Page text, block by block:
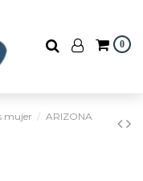
0
mujer
ARIZONA